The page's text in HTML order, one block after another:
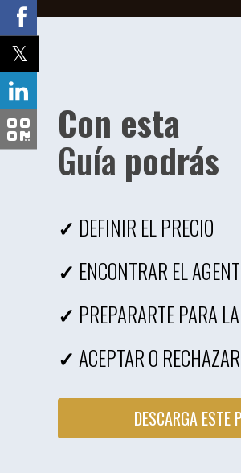
Con esta
Guía podrás
✓ DEFINIR EL PRECIO
✓ ENCONTRAR EL
✓ PREPARARTE PARA
✓ ACEPTAR O
DESCARGA ESTE